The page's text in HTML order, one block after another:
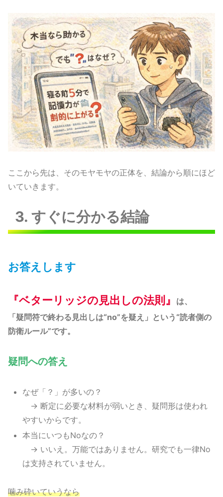
ここから先は、そのモヤモヤの正体を、結論から順にほど
いていきます。
3. すぐに分かる結論
お答えします
『ベターリッジの見出しの法則』
は、
「疑問符で終わる見出しは“no”を疑え」という“読者側の
防衛ルール”です。
疑問への答え
なぜ「？」が多いの？
→ 断定に必要な材料が弱いとき、疑問形は使われ
やすいからです。
本当にいつもNoなの？
→ いいえ。万能ではありません。研究でも一律No
は支持されていません。
噛み砕いていうなら